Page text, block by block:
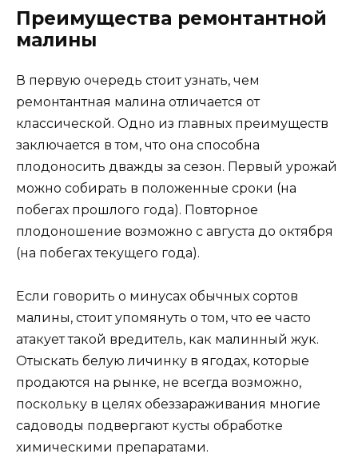
Преимущества ремонтантной
малины
В первую очередь стоит узнать, чем
ремонтантная малина отличается от
классической. Одно из главных преимуществ
заключается в том, что она способна
плодоносить дважды за сезон. Первый урожай
можно собирать в положенные сроки (на
побегах прошлого года). Повторное
плодоношение возможно с августа до октября
(на побегах текущего года).
Если говорить о минусах обычных сортов
малины, стоит упомянуть о том, что ее часто
атакует такой вредитель, как малинный жук.
Отыскать белую личинку в ягодах, которые
продаются на рынке, не всегда возможно,
поскольку в целях обеззараживания многие
садоводы подвергают кусты обработке
химическими препаратами.